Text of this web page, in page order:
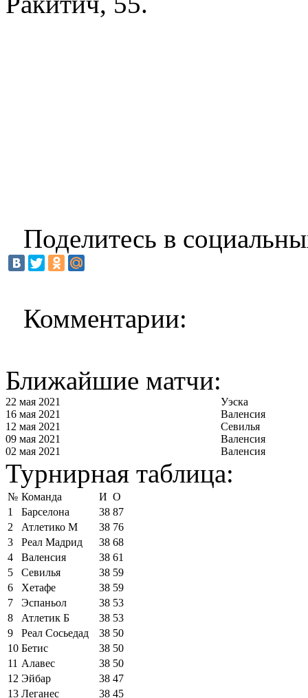
Поделитесь в
Комментарии:
Ближайшие матчи:
22 мая 2021
Уэска
16 мая 2021
Валенсия
12 мая 2021
Севилья
09 мая 2021
Валенсия
02 мая 2021
Валенсия
Турнирная таблица:
№ Команда И О
1
Барселона 38 87
2
Атлетико М 38 76
3
Реал Мадрид 38 68
4
Валенсия 38 61
5
Севилья 38 59
6
Хетафе 38 59
7
Эспаньол 38 53
8
Атлетик Б 38 53
9
Реал Сосьедад 38 50
10 Бетис 38 50
11 Алавес 38 50
12 Эйбар 38 47
13 Леганес 38 45